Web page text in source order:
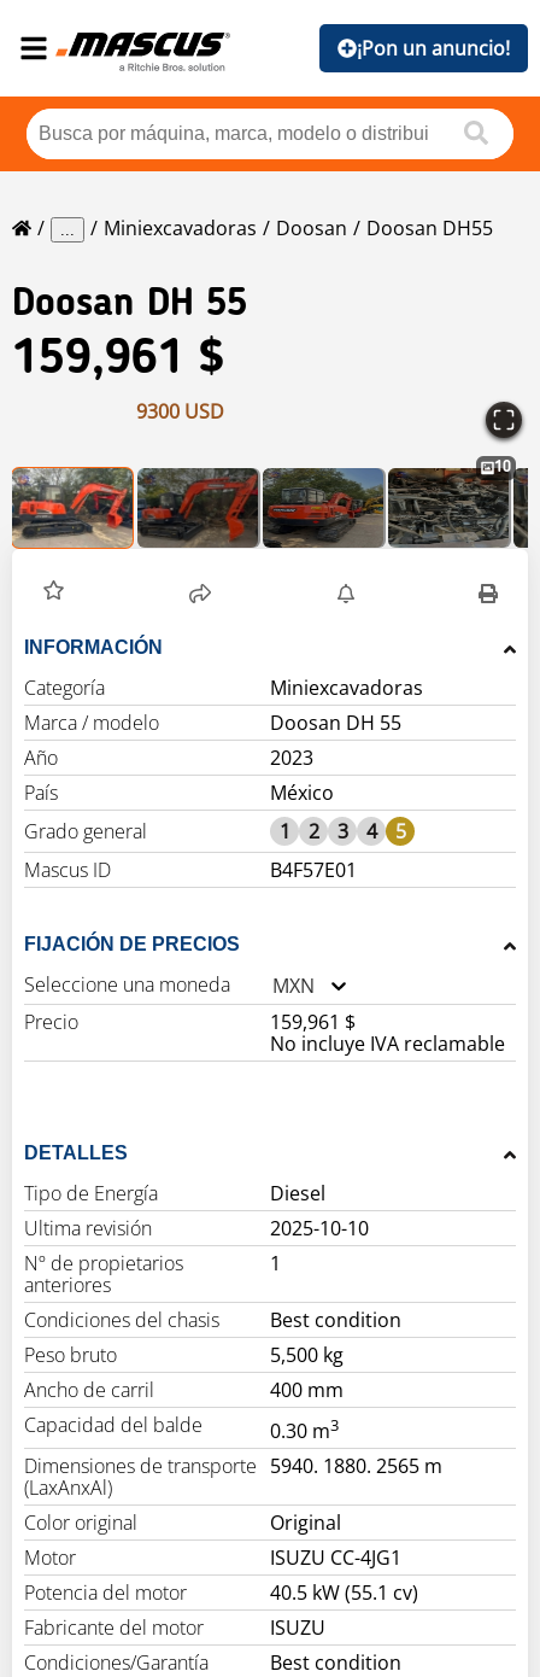
¡Pon un anuncio!
... Miniexcavadoras Doosan Doosan DH55
Doosan DH 55
159,961 $
9300 USD
10
INFORMACIÓN
Categoría
Miniexcavadoras
Marca / modelo
Doosan DH 55
Año
2023
País
México
Grado general
1 2 3 4
5
Mascus ID
B4F57E01
FIJACIÓN DE PRECIOS
Seleccione una moneda
MXN
Precio
159,961 $
No incluye IVA reclamable
DETALLES
Tipo de Energía
Diesel
Ultima revisión
2025-10-10
Nº de propietarios
anteriores
1
Condiciones del chasis
Best condition
Peso bruto
5,500 kg
Ancho de carril
400 mm
Capacidad del balde
0.30 m3
Dimensiones de transporte
(LaxAnxAl)
5940. 1880. 2565 m
Color original
Original
Motor
ISUZU CC-4JG1
Potencia del motor
40.5 kW (55.1 cv)
Fabricante del motor
ISUZU
Condiciones/Garantía
Best condition